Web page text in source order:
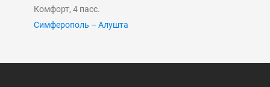
Комфорт, 4 пасс.
Симферополь – Алушта